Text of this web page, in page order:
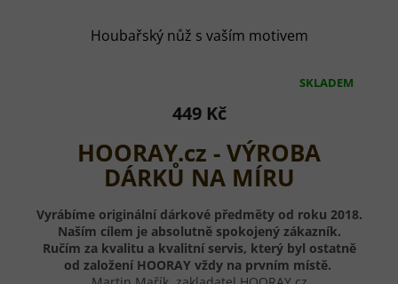
Houbařský nůž s vaším motivem
SKLADEM
449 Kč
HOORAY.cz - VÝROBA
DÁRKŮ NA MÍRU
Vyrábíme originální dárkové předměty od roku 2018.
Naším cílem je absolutně spokojený zákazník.
Ručím za kvalitu a kvalitní servis, který byl ostatně
od založení HOORAY vždy na prvním místě.